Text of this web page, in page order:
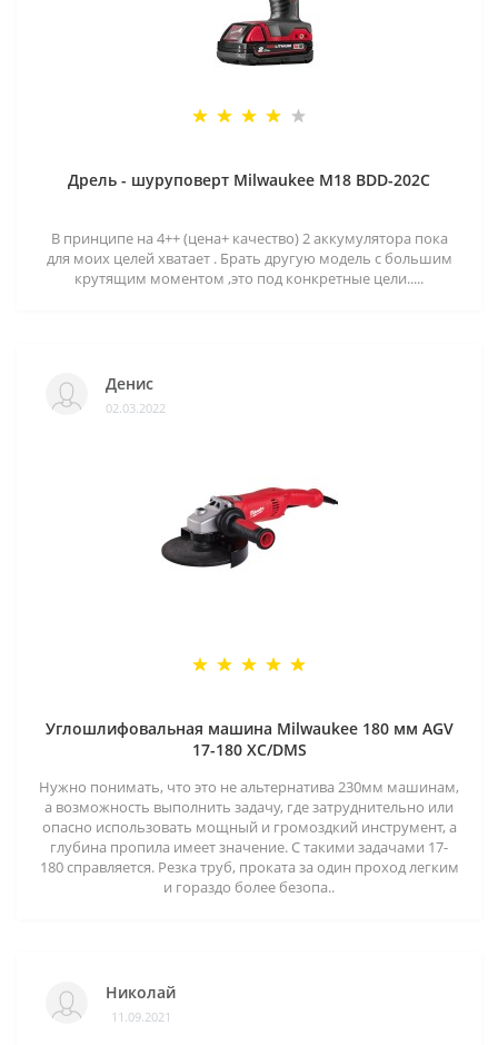
Дрель - шуруповерт Milwaukee M18 BDD-202C
В принципе на 4++ (цена+ качество) 2 аккумулятора пока
для моих целей хватает . Брать другую модель с большим
крутящим моментом ,это под конкретные цели.....
Денис
02.03.2022
Углошлифовальная машина Milwaukee 180 мм AGV
17-180 XC/DMS
Нужно понимать, что это не альтернатива 230мм машинам,
а возможность выполнить задачу, где затруднительно или
опасно использовать мощный и громоздкий инструмент, а
глубина пропила имеет значение. С такими задачами 17-
180 справляется. Резка труб, проката за один проход легким
и гораздо более безопа..
Николай
11.09.2021